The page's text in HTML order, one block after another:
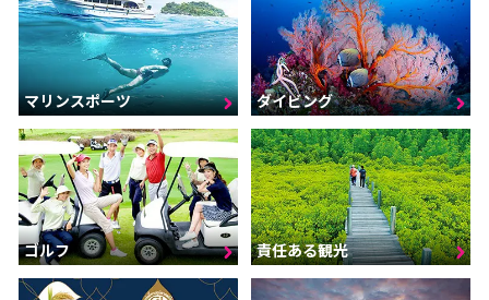
マリンスポーツ ダイビング
ゴルフ 責任ある観光